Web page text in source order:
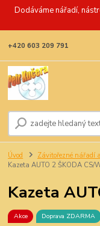
Dodáváme nářadí,
+420 603 209 791
Úvod Závitořezné nářadí
Kazeta AUTO 2 ŠKODA CS/
Kazeta
Akce Doprava ZDARMA